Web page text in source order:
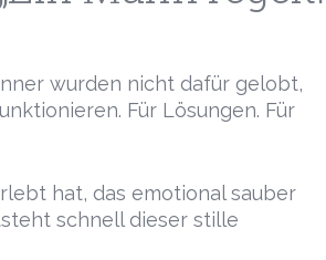
wurden nicht dafür gelobt,
Für Lösungen. Für
hat, das emotional sauber
schnell dieser stille